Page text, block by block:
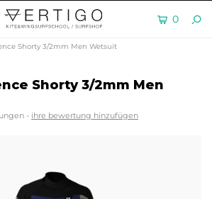
0
Shorty 3/2mm Men Wetsuit
Shorty 3/2mm Men
- ihre bewertung hinzufügen